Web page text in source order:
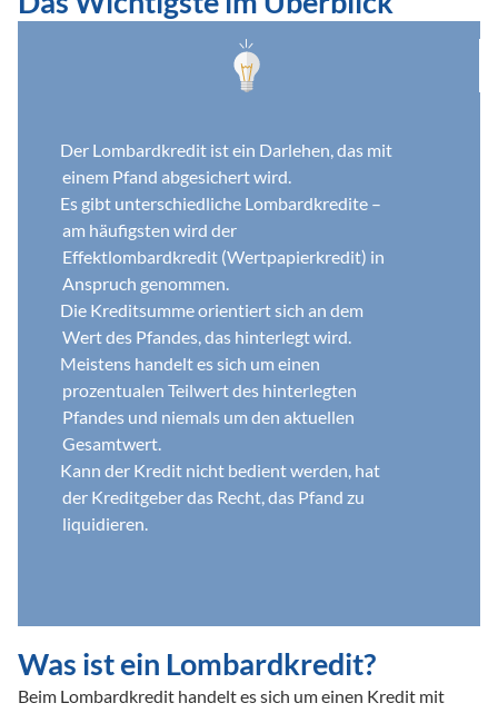
Der Lombardkredit ist ein Darlehen, das mit
einem Pfand abgesichert wird.
Es gibt unterschiedliche Lombardkredite –
am häufigsten wird der
Effektlombardkredit (Wertpapierkredit) in
Anspruch genommen.
Die Kreditsumme orientiert sich an dem
Wert des Pfandes, das hinterlegt wird.
Meistens handelt es sich um einen
prozentualen Teilwert des hinterlegten
Pfandes und niemals um den aktuellen
Gesamtwert.
Kann der Kredit nicht bedient werden, hat
der Kreditgeber das Recht, das Pfand zu
liquidieren.
Was ist ein Lombardkredit?
Beim Lombardkredit handelt es sich um einen Kredit mit